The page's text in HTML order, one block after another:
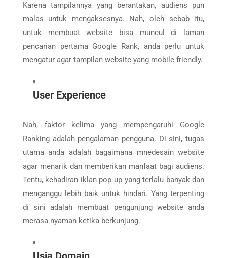
Karena tampilannya yang berantakan, audiens pun
malas untuk mengaksesnya. Nah, oleh sebab itu,
untuk membuat website bisa muncul di laman
pencarian pertama Google Rank, anda perlu untuk
mengatur agar tampilan website yang mobile friendly.
User Experience
Nah, faktor kelima yang mempengaruhi Google
Ranking adalah pengalaman pengguna. Di sini, tugas
utama anda adalah bagaimana mnedesain website
agar menarik dan memberikan manfaat bagi audiens.
Tentu, kehadiran iklan pop up yang terlalu banyak dan
menganggu lebih baik untuk hindari. Yang terpenting
di sini adalah membuat pengunjung website anda
merasa nyaman ketika berkunjung.